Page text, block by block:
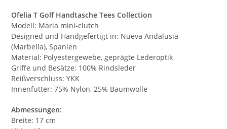
Ofelia T Golf Handtasche Tees Collection
Modell: Maria mini-clutch
Designed und Handgefertigt in: Nueva Andalusia
(Marbella), Spanien
Material: Polyestergewebe, geprägte Lederoptik
Griffe und Besätze: 100% Rindsleder
Reißverschluss: YKK
Innenfutter: 75% Nylon, 25% Baumwolle
Abmessungen:
Breite: 17 cm